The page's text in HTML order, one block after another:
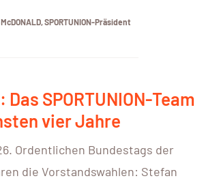
McDONALD, SPORTUNION-Präsident
SPORTUNION-Team
vier Jahre
Ordentlichen Bundestags der
die Vorstandswahlen: Stefan